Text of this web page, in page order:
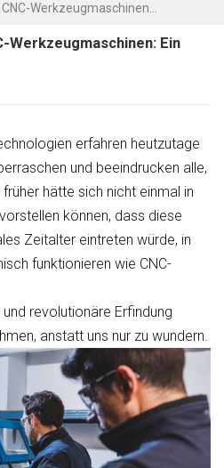
Werkzeugmaschinen: Ein
erfahren heutzutage
und beeindrucken alle,
hätte sich nicht einmal in
können, dass diese
Zeitalter eintreten würde, in
funktionieren wie CNC-
revolutionäre Erfindung
anstatt uns nur zu wundern.